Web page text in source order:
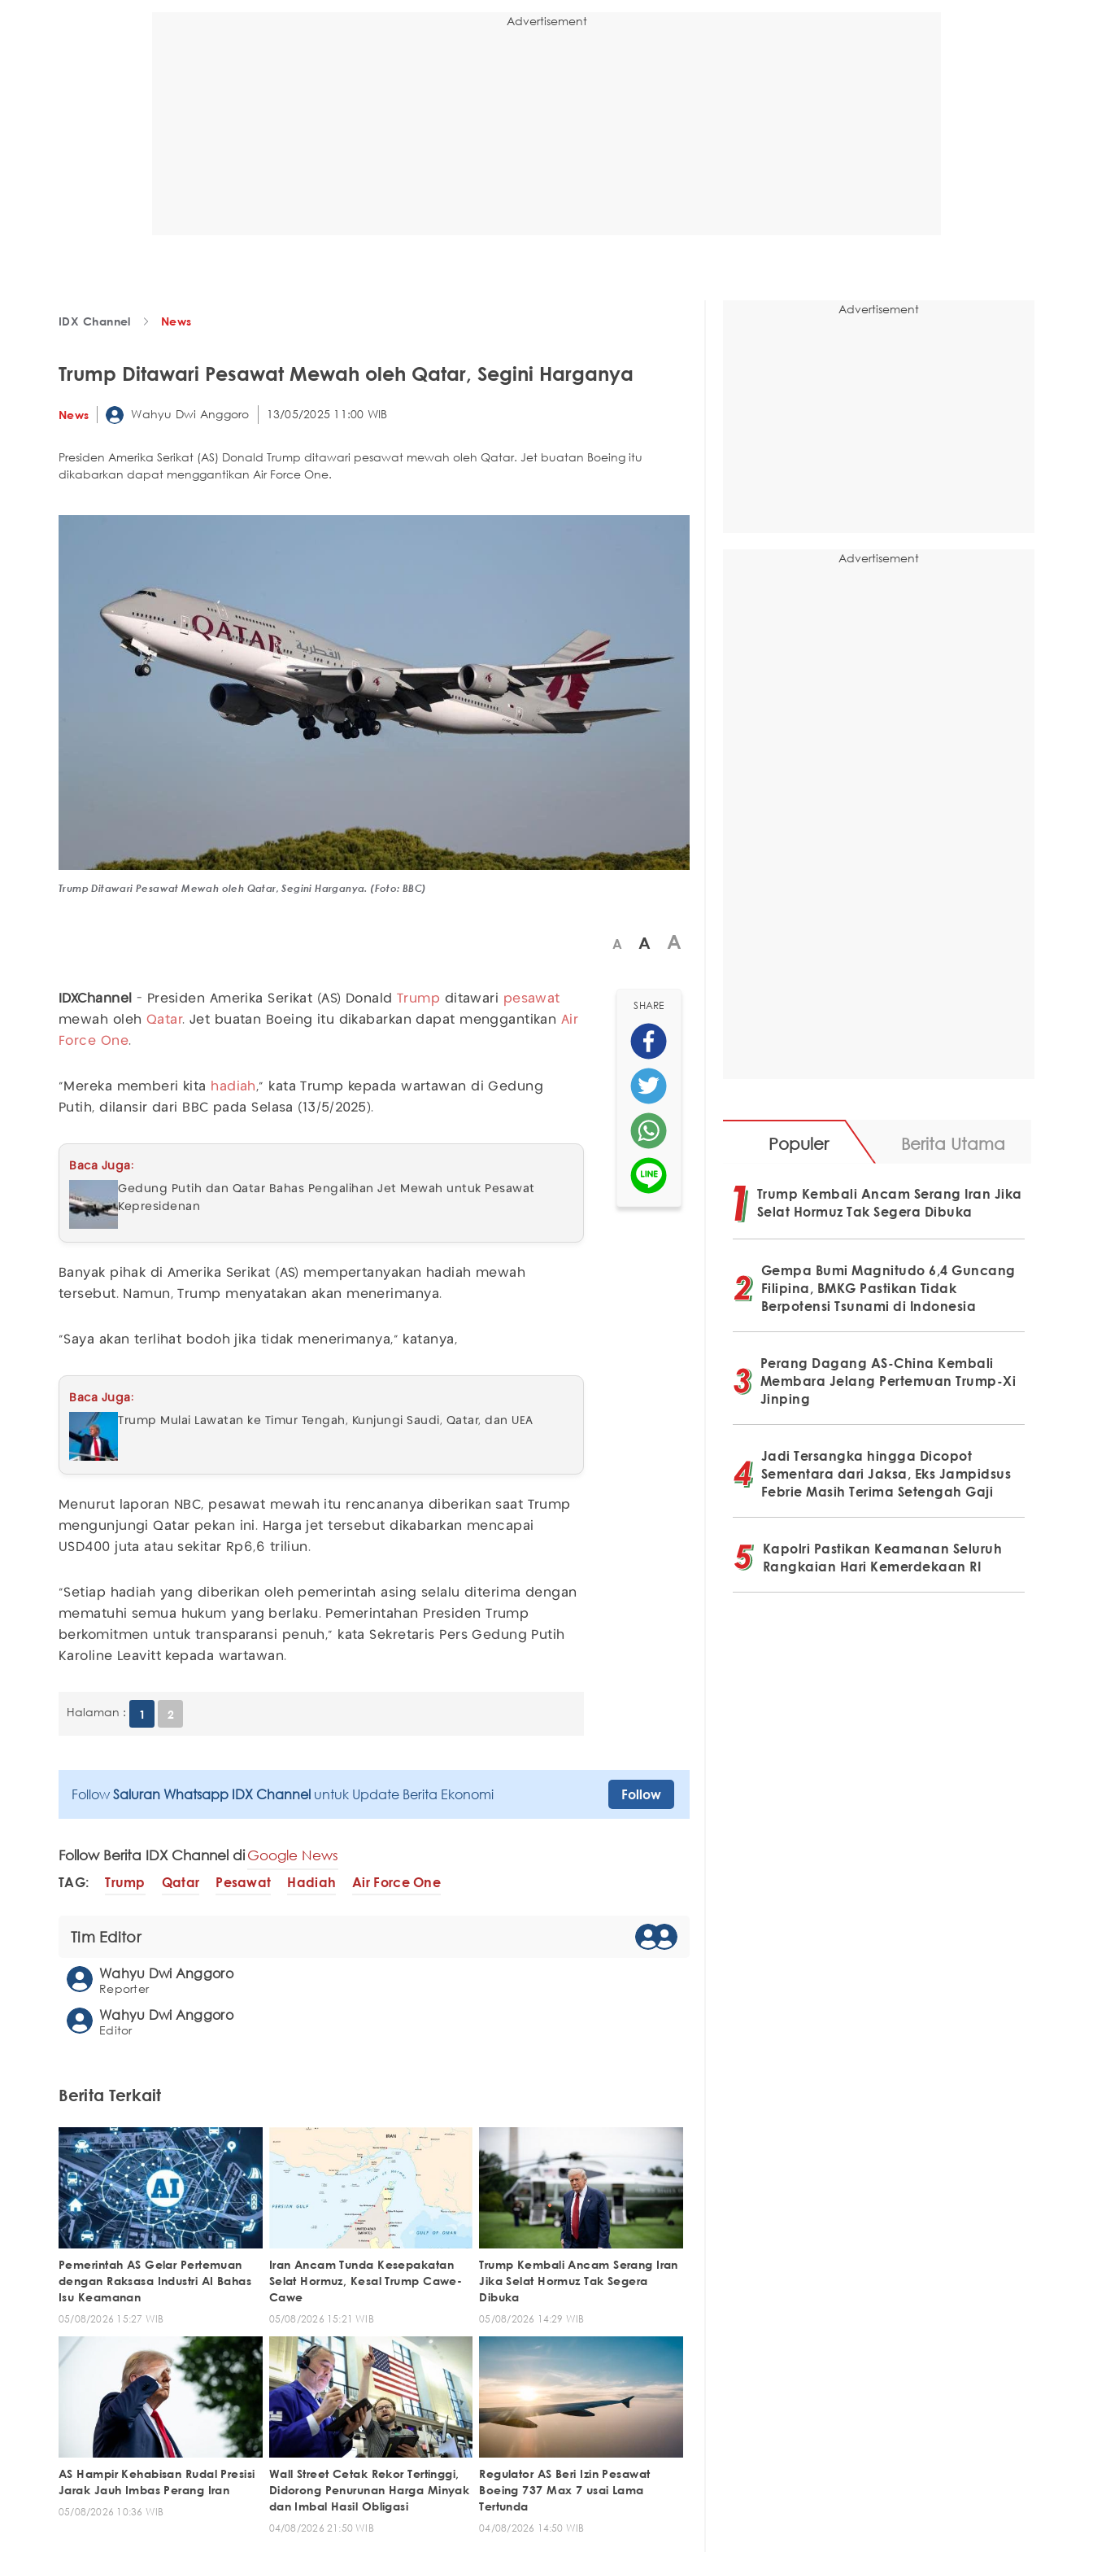
Advertisement
IDX Channel News
Trump Ditawari Pesawat Mewah oleh Qatar, Segini Harganya
News Wahyu Dwi Anggoro 13/05/2025 11:00 WIB
Presiden Amerika Serikat (AS) Donald Trump ditawari pesawat mewah oleh Qatar. Jet buatan Boeing itu
dikabarkan dapat menggantikan Air Force One.
Trump Ditawari Pesawat Mewah oleh Qatar, Segini Harganya. (Foto: BBC)
A A A
IDXChannel - Presiden Amerika Serikat (AS) Donald Trump ditawari pesawat
mewah oleh Qatar. Jet buatan Boeing itu dikabarkan dapat menggantikan Air
Force One.
"Mereka memberi kita hadiah ," kata Trump kepada wartawan di Gedung
Putih, dilansir dari BBC pada Selasa (13/5/2025).
Baca Juga:
Gedung Putih dan Qatar Bahas Pengalihan Jet Mewah untuk Pesawat
Kepresidenan
Banyak pihak di Amerika Serikat (AS) mempertanyakan hadiah mewah
tersebut. Namun, Trump menyatakan akan menerimanya.
"Saya akan terlihat bodoh jika tidak menerimanya," katanya,
Baca Juga:
Trump Mulai Lawatan ke Timur Tengah, Kunjungi Saudi, Qatar, dan UEA
Menurut laporan NBC, pesawat mewah itu rencananya diberikan saat Trump
mengunjungi Qatar pekan ini. Harga jet tersebut dikabarkan mencapai
USD400 juta atau sekitar Rp6,6 triliun.
"Setiap hadiah yang diberikan oleh pemerintah asing selalu diterima dengan
mematuhi semua hukum yang berlaku. Pemerintahan Presiden Trump
berkomitmen untuk transparansi penuh," kata Sekretaris Pers Gedung Putih
Karoline Leavitt kepada wartawan.
Halaman : 1 2
SHARE
Follow Saluran Whatsapp IDX Channel untuk Update Berita Ekonomi Follow
Follow Berita IDX Channel diGoogle News
TAG: Trump Qatar Pesawat Hadiah Air Force One
Tim Editor
Wahyu Dwi Anggoro
Reporter
Wahyu Dwi Anggoro
Editor
Berita Terkait
Pemerintah AS Gelar Pertemuan
dengan Raksasa Industri AI Bahas
Isu Keamanan
05/08/2026 15:27 WIB
Iran Ancam Tunda Kesepakatan
Selat Hormuz, Kesal Trump Cawe-
Cawe
05/08/2026 15:21 WIB
Trump Kembali Ancam Serang Iran
Jika Selat Hormuz Tak Segera
Dibuka
05/08/2026 14:29 WIB
AS Hampir Kehabisan Rudal Presisi
Jarak Jauh Imbas Perang Iran
05/08/2026 10:36 WIB
Wall Street Cetak Rekor Tertinggi,
Didorong Penurunan Harga Minyak
dan Imbal Hasil Obligasi
04/08/2026 21:50 WIB
Regulator AS Beri Izin Pesawat
Boeing 737 Max 7 usai Lama
Tertunda
04/08/2026 14:50 WIB
Advertisement
Advertisement
Populer Berita Utama
Trump Kembali Ancam Serang Iran Jika
Selat Hormuz Tak Segera Dibuka
Gempa Bumi Magnitudo 6,4 Guncang
Filipina, BMKG Pastikan Tidak
Berpotensi Tsunami di Indonesia
Perang Dagang AS-China Kembali
Membara Jelang Pertemuan Trump-Xi
Jinping
Jadi Tersangka hingga Dicopot
Sementara dari Jaksa, Eks Jampidsus
Febrie Masih Terima Setengah Gaji
Kapolri Pastikan Keamanan Seluruh
Rangkaian Hari Kemerdekaan RI